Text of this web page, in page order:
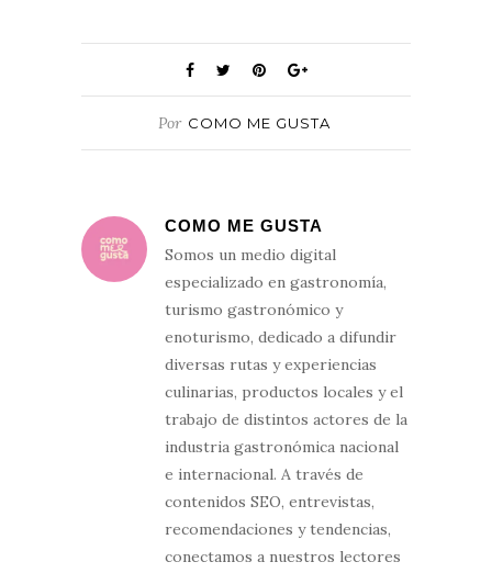
Por COMO ME GUSTA
COMO ME GUSTA
Somos un medio digital
especializado en gastronomía,
turismo gastronómico y
enoturismo, dedicado a difundir
diversas rutas y experiencias
culinarias, productos locales y el
trabajo de distintos actores de la
industria gastronómica nacional
e internacional. A través de
contenidos SEO, entrevistas,
recomendaciones y tendencias,
conectamos a nuestros lectores